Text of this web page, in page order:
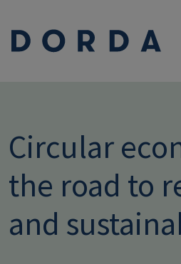
Circular
the road to
and